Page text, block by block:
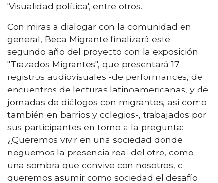
'Visualidad política', entre otros.
Con miras a dialogar con la comunidad en
general, Beca Migrante finalizará este
segundo año del proyecto con la exposición
"Trazados Migrantes", que presentará 17
registros audiovisuales -de performances, de
encuentros de lecturas latinoamericanas, y de
jornadas de diálogos con migrantes, así como
también en barrios y colegios-, trabajados por
sus participantes en torno a la pregunta:
¿Queremos vivir en una sociedad donde
neguemos la presencia real del otro, como
una sombra que convive con nosotros, o
queremos asumir como sociedad el desafío